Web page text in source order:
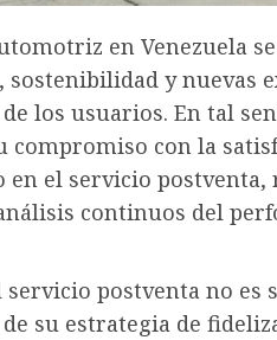
en Venezuela
sostenibilidad y nuevas
los usuarios. En tal
compromiso con la
en el servicio
continuos del
servicio postventa no
su estrategia de